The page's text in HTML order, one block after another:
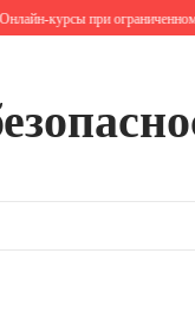
при ограниченном